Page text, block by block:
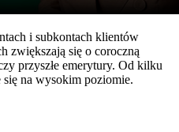
i subkontach klientów
zwiększają się o coroczną
przyszłe emerytury. Od kilku
się na wysokim poziomie.